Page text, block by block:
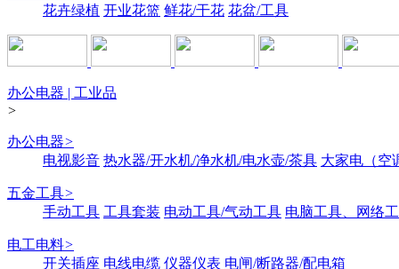
花卉绿植 开业花篮 鲜花/干花 花盆/工具
办公电器 | 工业品
>
办公电器>
电视影音 热水器/开水机/净水机/电水壶/茶具 大家电（空
五金工具>
手动工具 工具套装 电动工具/气动工具 电脑工具、网络
电工电料>
开关插座 电线电缆 仪器仪表 电闸/断路器/配电箱